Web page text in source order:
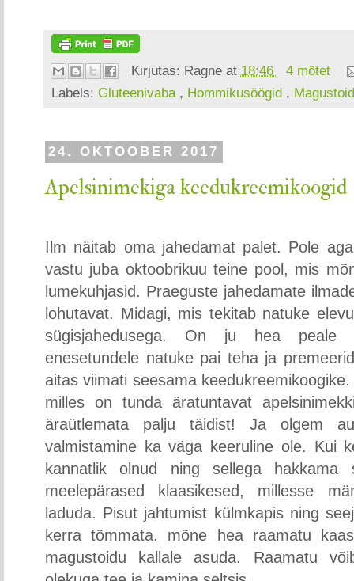
Kirjutas: Ragne at 18:46
4 mõtet
Labels: Gluteenivaba , Hommikusöögid ,
24. OKTOOBER 2017
Apelsinimekiga keedukreemikoogid
Ilm näitab oma jahedamat palet. Pole
vastu juba oktoobrikuu teine pool, mis
lumekuhjasid. Praeguste jahedamate
lohutavat. Midagi, mis tekitab natuke
sügisjahedusega. On ju hea peale
enesetundele natuke pai teha ja
aitas viimati seesama
milles on tunda äratuntavat
äraütlemata palju täidist! Ja olgem
valmistamine ka väga keeruline ole. Kui
kannatlik olnud ning sellega
meelepärased klaasikesed, millesse
laduda. Pisut jahtumist külmkapis ning
kerra tõmmata. mõne hea raamatu
magustoidu kallale asuda. Raamatu